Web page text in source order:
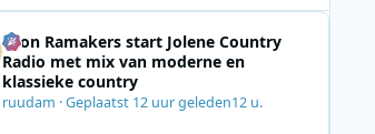
Leon Ramakers start Jolene Country
Radio met mix van moderne en
klassieke country
ruudam ·Geplaatst 12 uur geleden12 u.